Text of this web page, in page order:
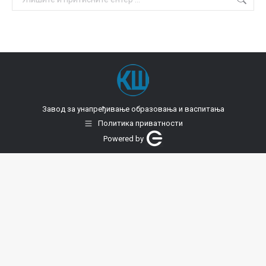
Завод за унапређивање образовања и васпитања
Политика приватности
Powered by